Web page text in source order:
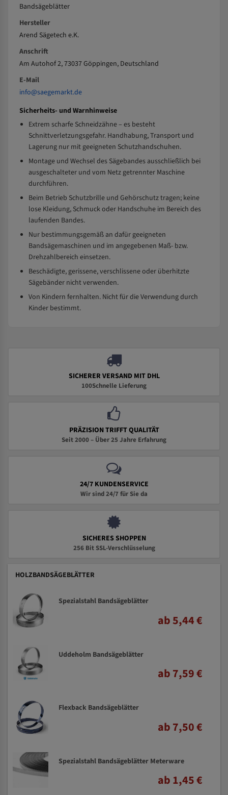
Bandsägeblätter
Hersteller
Arend Sägetech e.K.
Anschrift
Am Autohof 2, 73037 Göppingen, Deutschland
E-Mail
info@saegemarkt.de
Sicherheits- und Warnhinweise
Extrem scharfe Schneidzähne – es besteht
Schnittverletzungsgefahr. Handhabung, Transport und
Lagerung nur mit geeigneten Schutzhandschuhen.
Montage und Wechsel des Sägebandes ausschließlich bei
ausgeschalteter und vom Netz getrennter Maschine
durchführen.
Beim Betrieb Schutzbrille und Gehörschutz tragen; keine
lose Kleidung, Schmuck oder Handschuhe im Bereich des
laufenden Bandes.
Nur bestimmungsgemäß an dafür geeigneten
Bandsägemaschinen und im angegebenen Maß- bzw.
Drehzahlbereich einsetzen.
Beschädigte, gerissene, verschlissene oder überhitzte
Sägebänder nicht verwenden.
Von Kindern fernhalten. Nicht für die Verwendung durch
Kinder bestimmt.
SICHERER VERSAND MIT DHL
100Schnelle Lieferung
PRÄZISION TRIFFT QUALITÄT
Seit 2000 – Über 25 Jahre Erfahrung
24/7 KUNDENSERVICE
Wir sind 24/7 für Sie da
SICHERES SHOPPEN
256 Bit SSL-Verschlüsselung
HOLZBANDSÄGEBLÄTTER
Spezialstahl Bandsägeblätter
ab 5,44 €
Uddeholm Bandsägeblätter
ab 7,59 €
Flexback Bandsägeblätter
ab 7,50 €
Spezialstahl Bandsägeblätter Meterware
ab 1,45 €